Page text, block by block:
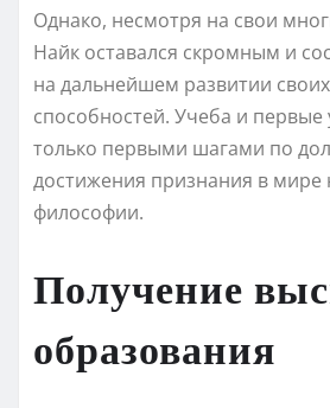
Однако, несмотря на свои
Найк оставался скромным и
на дальнейшем развитии
способностей. Учеба и первые
только первыми шагами по
достижения признания в мире
философии.
Получение
образования